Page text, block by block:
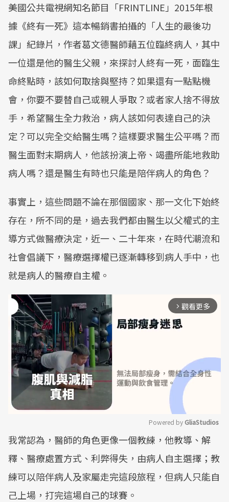
美國公共電視網知名節目「FRINTLINE」2015年根
據《終有一死》這本暢銷書拍攝的「人生的最後功
課」紀錄片，作者葛文德醫師藉五位臨終病人，其中
一位還是他的醫生父親，來探討人終有一死，面臨生
命終點時，該如何取捨與堅持？如果還有一點點機
會，你要不要替自己或親人爭取？或者家人捨不得放
手，希望醫生全力救治，病人該如何表達自己的決
定？可以完全交給醫生嗎？這樣要求醫生公平嗎？而
醫生面對末期病人，他該扮演上帝、竭盡所能地救助
病人嗎？還是醫生有時也只能是陪伴病人的角色？
事實上，這些問題不論在那個國家、那一文化下始終
存在，所不同的是，過去我們都由醫生以父權式的主
導方式做醫療決定，近一、二十年來，在時代潮流和
社會倡議下，醫療選擇權已逐漸轉移到病人手中，也
就是病人的醫療自主權。
arrow_forward_ios 觀看更多
Mute
Powered by GliaStudios
我常認為，醫師的角色更像一個教練，他教導、解
釋、醫療處置方式、利弊得失，由病人自主選擇；教
練可以陪伴病人及家屬走完這段旅程，但病人只能自
己上場，打完這場自己的球賽。